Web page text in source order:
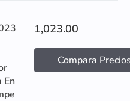
En
1,023.00
Compara